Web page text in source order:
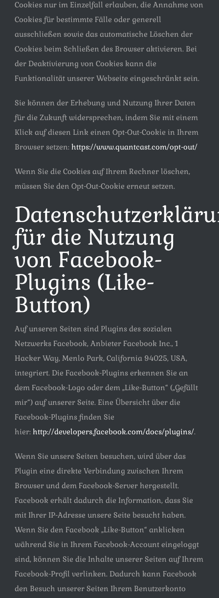
Cookies nur im Einzelfall erlauben, die Annahme von
Cookies für bestimmte Fälle oder generell
ausschließen sowie das automatische Löschen der
Cookies beim Schließen des Browser aktivieren. Bei
der Deaktivierung von Cookies kann die
Funktionalität unserer Webseite eingeschränkt sein.
Sie können der Erhebung und Nutzung Ihrer Daten
für die Zukunft widersprechen, indem Sie mit einem
Klick auf diesen Link einen Opt-Out-Cookie in Ihrem
Browser setzen: https://www.quantcast.com/opt-out/
Wenn Sie die Cookies auf Ihrem Rechner löschen,
müssen Sie den Opt-Out-Cookie erneut setzen.
für die Nutzung
von Facebook-
Plugins (Like-
Button)
Auf unseren Seiten sind Plugins des sozialen
Netzwerks Facebook, Anbieter Facebook Inc., 1
Hacker Way, Menlo Park, California 94025, USA,
integriert. Die Facebook-Plugins erkennen Sie an
dem Facebook-Logo oder dem „Like-Button“ („Gefällt
mir“) auf unserer Seite. Eine Übersicht über die
Facebook-Plugins finden Sie
hier: http://developers.facebook.com/docs/plugins/.
Wenn Sie unsere Seiten besuchen, wird über das
Plugin eine direkte Verbindung zwischen Ihrem
Browser und dem Facebook-Server hergestellt.
Facebook erhält dadurch die Information, dass Sie
mit Ihrer IP-Adresse unsere Seite besucht haben.
Wenn Sie den Facebook „Like-Button“ anklicken
während Sie in Ihrem Facebook-Account eingeloggt
sind, können Sie die Inhalte unserer Seiten auf Ihrem
Facebook-Profil verlinken. Dadurch kann Facebook
den Besuch unserer Seiten Ihrem Benutzerkonto